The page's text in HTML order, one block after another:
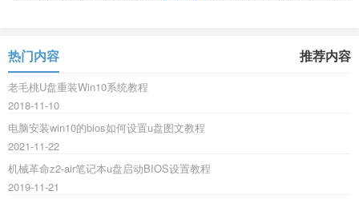
热门内容 推荐内容
老毛桃U盘重装Win10系统教程
2018-11-10
电脑安装win10的bios如何设置u盘图文教程
2021-11-22
机械革命z2-air笔记本u盘启动BIOS设置教程
2019-11-21